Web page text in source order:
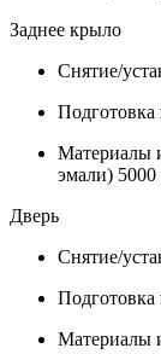
Заднее крыло
Снятие/
Подготовка
Материалы
эмали) 5000
Дверь
Снятие/
Подготовка
Материалы